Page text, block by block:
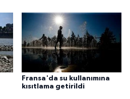
Fransa'da su kullanımına
kısıtlama getirildi